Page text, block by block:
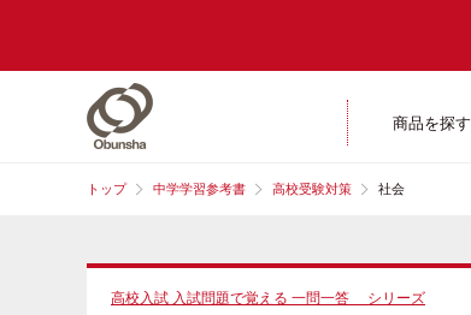
商品を探す
トップ 中学学習参考書 高校受験対策 社会
高校入試 入試問題で覚える 一問一答 シリーズ